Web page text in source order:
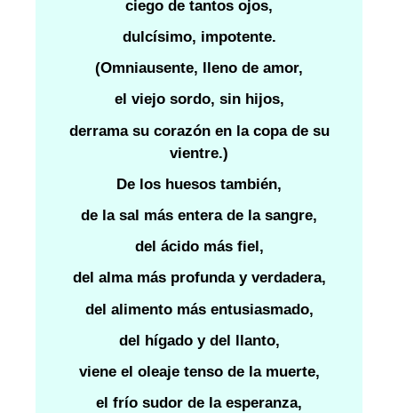
ciego de tantos ojos,
dulcísimo, impotente.
(Omniausente, lleno de amor,
el viejo sordo, sin hijos,
derrama su corazón en la copa de su
vientre.)
De los huesos también,
de la sal más entera de la sangre,
del ácido más fiel,
del alma más profunda y verdadera,
del alimento más entusiasmado,
del hígado y del llanto,
viene el oleaje tenso de la muerte,
el frío sudor de la esperanza,